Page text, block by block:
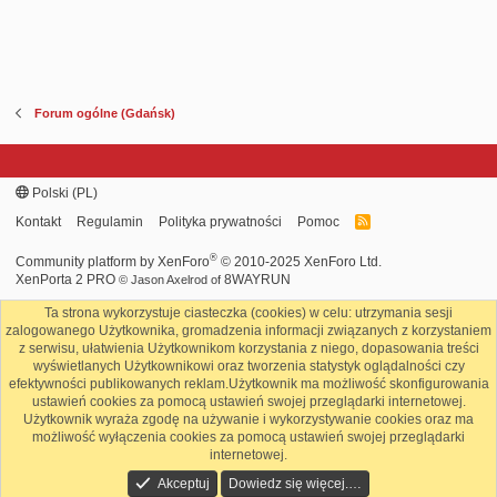
Forum ogólne (Gdańsk)
Polski (PL)
Kontakt
Regulamin Polityka prywatności Pomoc
R
Community platform by XenForo® © 2010-2025 XenForo Ltd.
XenPorta 2 PRO © Jason Axelrod of 8WAYRUN
Ta strona wykorzystuje ciasteczka (cookies) w celu: utrzymania sesji
zalogowanego Użytkownika, gromadzenia informacji związanych z korzystaniem
z serwisu, ułatwienia Użytkownikom korzystania z niego, dopasowania treści
wyświetlanych Użytkownikowi oraz tworzenia statystyk oglądalności czy
efektywności publikowanych reklam.Użytkownik ma możliwość skonfigurowania
ustawień cookies za pomocą ustawień swojej przeglądarki internetowej.
Użytkownik wyraża zgodę na używanie i wykorzystywanie cookies oraz ma
możliwość wyłączenia cookies za pomocą ustawień swojej przeglądarki
internetowej.
Akceptuj
Dowiedz się więcej.…